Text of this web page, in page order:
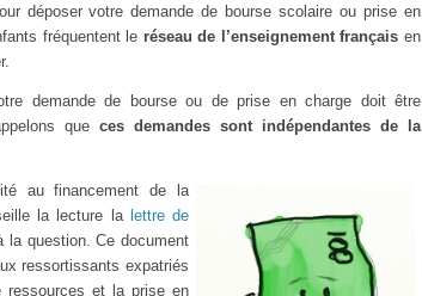
déposer votre demande de bourse scolaire ou prise en
fréquentent le réseau de l’enseignement français en
demande de bourse ou de prise en charge doit être
que ces demandes sont indépendantes de la
au financement de la
la lecture la lettre de
la question. Ce document
ressortissants expatriés
ressources et la prise en